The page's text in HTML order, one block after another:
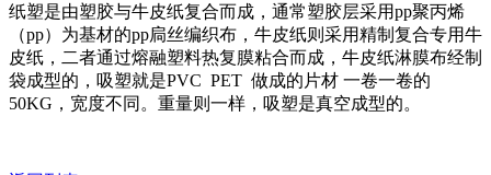
纸塑是由塑胶与牛皮纸复合而成，通常塑胶层采用pp聚丙烯
（pp）为基材的pp扃丝编织布，牛皮纸则采用精制复合专用牛
皮纸，二者通过熔融塑料热复膜粘合而成，牛皮纸淋膜布经制
袋成型的，吸塑就是PVC PET 做成的片材 一卷一卷的
50KG，宽度不同。重量则一样，吸塑是真空成型的。